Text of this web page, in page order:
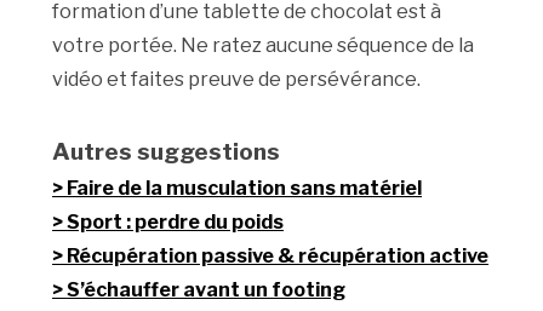
formation d’une tablette de chocolat est à
votre portée. Ne ratez aucune séquence de la
vidéo et faites preuve de persévérance.
Autres suggestions
Faire de la musculation sans matériel
Sport : perdre du poids
Récupération passive & récupération active
S’échauffer avant un footing